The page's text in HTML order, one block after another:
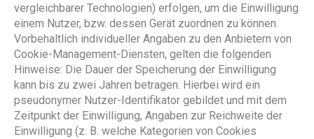
vergleichbarer Technologien) erfolgen, um die Einwilligung
einem Nutzer, bzw. dessen Gerät zuordnen zu können.
Vorbehaltlich individueller Angaben zu den Anbietern von
Cookie-Management-Diensten, gelten die folgenden
Hinweise: Die Dauer der Speicherung der Einwilligung
kann bis zu zwei Jahren betragen. Hierbei wird ein
pseudonymer Nutzer-Identifikator gebildet und mit dem
Zeitpunkt der Einwilligung, Angaben zur Reichweite der
Einwilligung (z. B. welche Kategorien von Cookies